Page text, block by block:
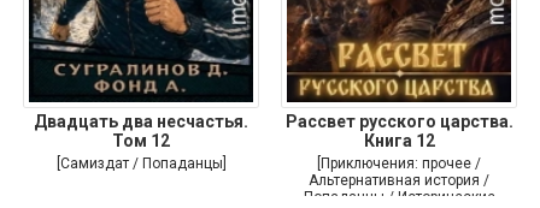
Двадцать два несчастья.
Том 12
[Самиздат / Попаданцы]
Рассвет русского царства.
Книга 12
[Приключения: прочее /
Альтернативная история /
Попаданцы / Исторические